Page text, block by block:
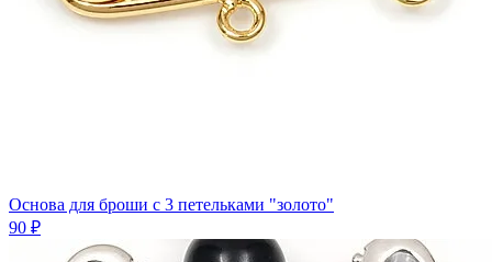
Основа для броши с 3 петельками "золото"
90 ₽